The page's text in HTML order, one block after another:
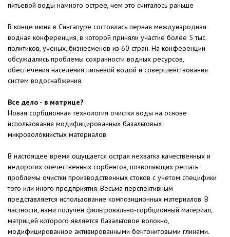
питьевой воды намного острее, чем это считалось раньше
В конце июня в Сингапуре состоялась первая международная
водная конференция, в которой приняли участие более 5 тыс.
политиков, ученых, бизнесменов из 60 стран. На конференции
обсуждались проблемы сохранности водных ресурсов,
обеспечения населения питьевой водой и совершенствования
систем водоснабжения.
Все дело - в матрице?
Новая сорбционная технология очистки воды на основе
использования модифицированных базальтовых
микроволокнистых материалов
В настоящее время ощущается острая нехватка качественных и
недорогих отечественных сорбентов, позволяющих решать
проблемы очистки производственных стоков с учетом специфики
того или иного предприятия. Весьма перспективным
представляется использование композиционных материалов. В
частности, нами получен фильтровально-сорбционный материал,
матрицей которого является базальтовое волокно,
модифицированное активированными бентонитовыми глинами.